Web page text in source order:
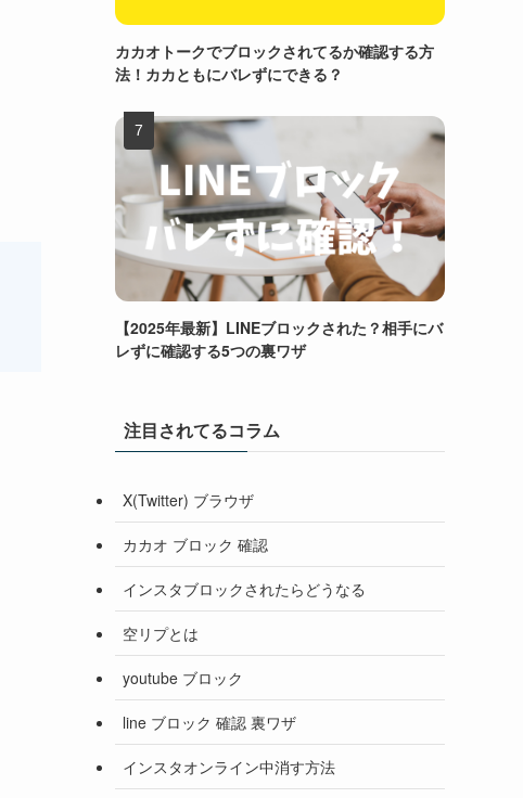
カカオトークでブロックされてるか確認する方
法！カカともにバレずにできる？
【2025年最新】LINEブロックされた？相手にバ
レずに確認する5つの裏ワザ
注目されてるコラム
X(Twitter) ブラウザ
カカオ ブロック 確認
インスタブロックされたらどうなる
空リプとは
youtube ブロック
line ブロック 確認 裏ワザ
インスタオンライン中消す方法